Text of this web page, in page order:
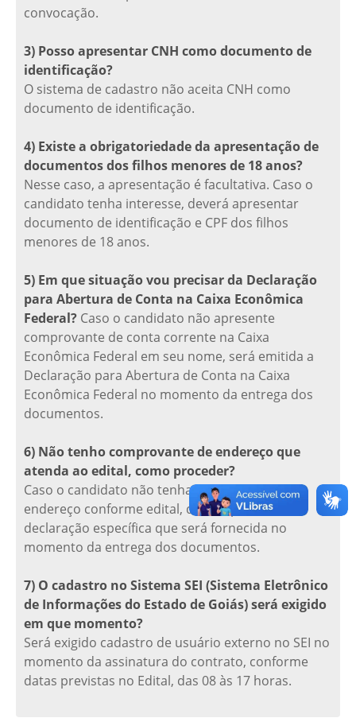
convocação.
3) Posso apresentar CNH como documento de
identificação?
O sistema de cadastro não aceita CNH como
documento de identificação.
4) Existe a obrigatoriedade da apresentação de
documentos dos filhos menores de 18 anos?
Nesse caso, a apresentação é facultativa. Caso o
candidato tenha interesse, deverá apresentar
documento de identificação e CPF dos filhos
menores de 18 anos.
5) Em que situação vou precisar da Declaração
para Abertura de Conta na Caixa Econômica
Federal? Caso o candidato não apresente
comprovante de conta corrente na Caixa
Econômica Federal em seu nome, será emitida a
Declaração para Abertura de Conta na Caixa
Econômica Federal no momento da entrega dos
documentos.
6) Não tenho comprovante de endereço que
atenda ao edital, como proceder?
Caso o candidato não tenha comprovante de
endereço conforme edital, deverá preencher
declaração específica que será fornecida no
momento da entrega dos documentos.
7) O cadastro no Sistema SEI (Sistema Eletrônico
de Informações do Estado de Goiás) será exigido
em que momento?
Será exigido cadastro de usuário externo no SEI no
momento da assinatura do contrato, conforme
datas previstas no Edital, das 08 às 17 horas.